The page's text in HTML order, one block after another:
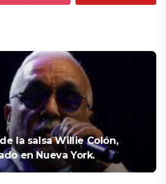
la salsa Willie Colón,
en Nueva York.